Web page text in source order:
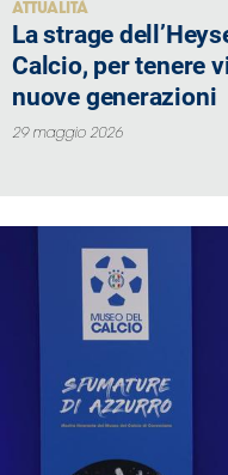
ATTUALITÀ
La strage
Calcio, per tenere
nuove generazioni
29 maggio 2026